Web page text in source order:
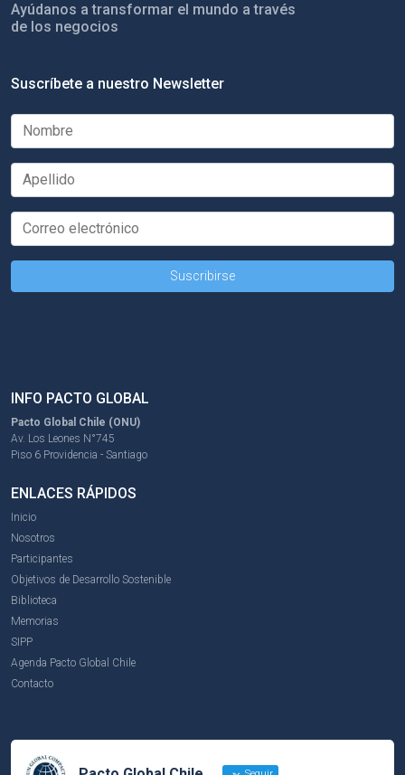
Ayúdanos a transformar el mundo a través
de los negocios
Suscríbete a nuestro Newsletter
INFO PACTO GLOBAL
Pacto Global Chile (ONU)
Av. Los Leones N°745
Piso 6 Providencia - Santiago
ENLACES RÁPIDOS
Inicio
Nosotros
Participantes
Objetivos de Desarrollo Sostenible
Biblioteca
Memorias
SIPP
Agenda Pacto Global Chile
Contacto